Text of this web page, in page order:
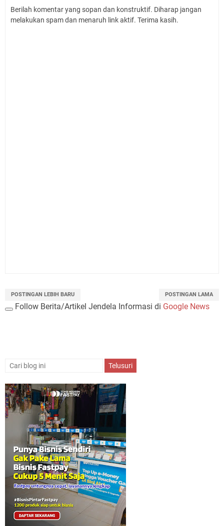
Berilah komentar yang sopan dan konstruktif. Diharap jangan
melakukan spam dan menaruh link aktif. Terima kasih.
POSTINGAN LEBIH BARU POSTINGAN LAMA
Follow Berita/Artikel Jendela Informasi di Google News